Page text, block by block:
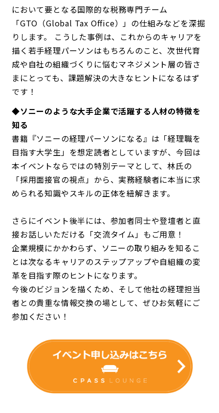
において要となる国際的な税務専門チーム
「GTO（Global Tax Office）」の仕組みなどを深掘
りします。 こうした事例は、これからのキャリアを
描く若手経理パーソンはもちろんのこと、次世代育
成や自社の組織づくりに悩むマネジメント層の皆さ
まにとっても、課題解決の大きなヒントになるはず
です！
◆ソニーのような大手企業で活躍する人材の特徴を
知る
書籍『ソニーの経理パーソンになる』は「経理職を
目指す大学生」を想定読者としていますが、今回は
本イベントならではの特別テーマとして、林氏の
「採用面接官の視点」から、実務経験者に本当に求
められる知識やスキルの正体を紐解きます。
さらにイベント後半には、参加者同士や登壇者と直
接お話しいただける「交流タイム」もご用意！
企業規模にかかわらず、ソニーの取り組みを知るこ
とは次なるキャリアのステップアップや自組織の変
革を目指す際のヒントになります。
今後のビジョンを描くため、そして他社の経理担当
者との貴重な情報交換の場として、ぜひお気軽にご
参加ください！